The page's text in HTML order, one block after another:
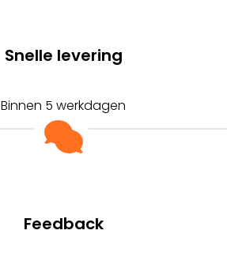
Snelle levering
Binnen 5 werkdagen
Feedback